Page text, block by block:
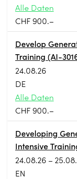
Alle Daten
CHF 900.–
Develop
Training (AI-
24.08.26
DE
Alle Daten
CHF 900.–
Developing
Intensive
24.08.26 –
EN